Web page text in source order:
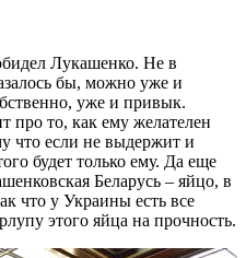
Лукашенко. Не в
бы, можно уже и
уже и привык.
про то, как ему желателен
что если не выдержит и
будет только ему. Да еще
Беларусь – яйцо, в
что у Украины есть все
этого яйца на прочность.